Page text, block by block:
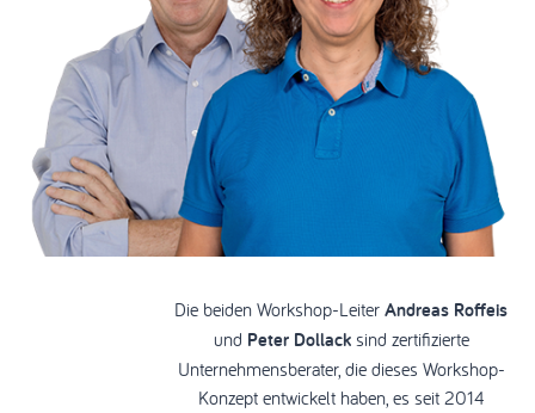
Die beiden Workshop-LeiterAndreas Roffeis
und Peter Dollacksind zertifizierte
Unternehmensberater, die dieses Workshop-
Konzept entwickelt haben, es seit 2014